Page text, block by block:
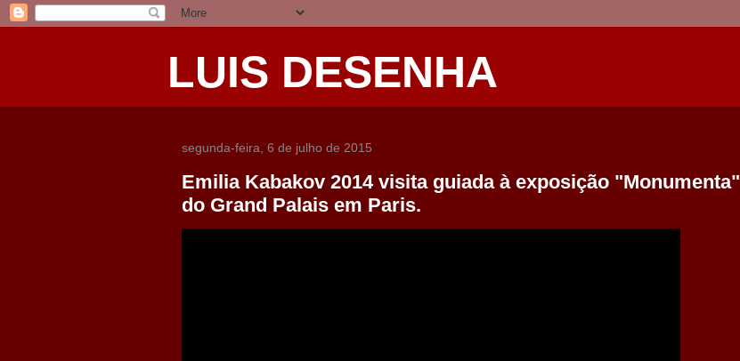
LUIS DESENHA
segunda-feira, 6 de julho de 2015
Emilia Kabakov 2014 visita guiada à exposição "Monumenta"
do Grand Palais em Paris.